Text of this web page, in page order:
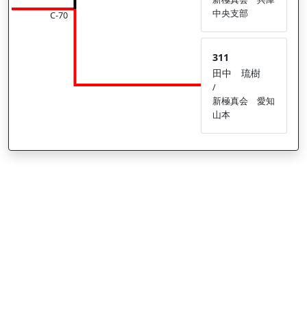
C-70
中央支部
311
田中 琉樹
/
新極真会 愛知
山本